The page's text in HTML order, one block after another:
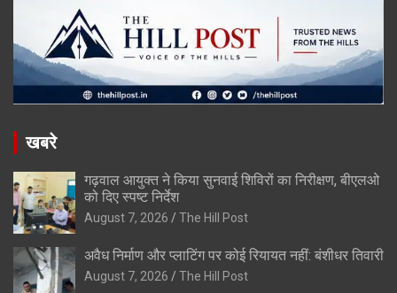
खबरे
गढ़वाल आयुक्त ने किया सुनवाई शिविरों का निरीक्षण, बीएलओ
को दिए स्पष्ट निर्देश
August 7, 2026 The Hill Post
अवैध निर्माण और प्लाटिंग पर कोई रियायत नहीं: बंशीधर तिवारी
August 7, 2026 The Hill Post